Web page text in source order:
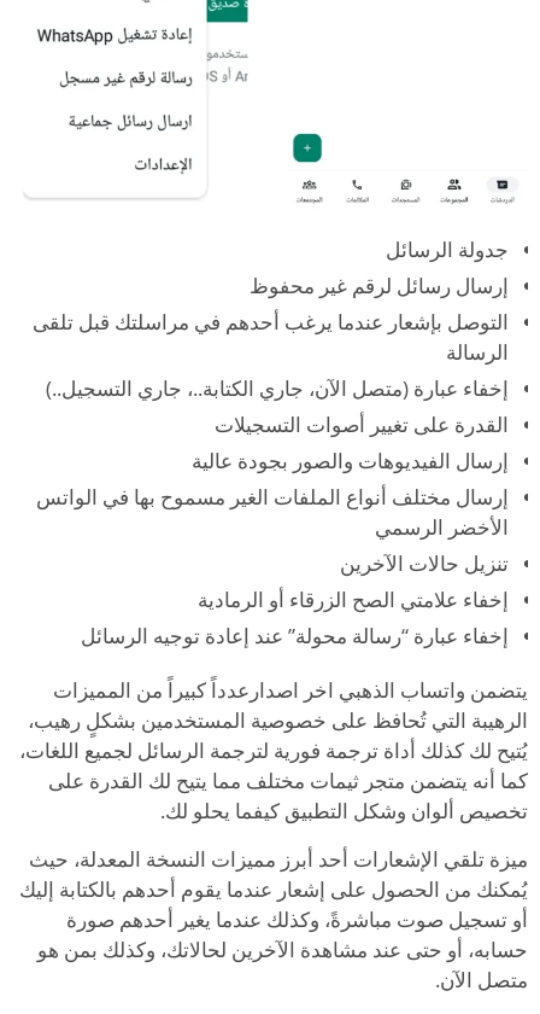
جدولة الرسائل
إرسال رسائل لرقم غير محفوظ
التوصل بإشعار عندما يرغب أحدهم في مراسلتك قبل تلقى
الرسالة
إخفاء عبارة (متصل الآن، جاري الكتابة..، جاري التسجيل..)
القدرة على تغيير أصوات التسجيلات
إرسال الفيديوهات والصور بجودة عالية
إرسال مختلف أنواع الملفات الغير مسموح بها في الواتس
الأخضر الرسمي
تنزيل حالات الآخرين
إخفاء علامتي الصح الزرقاء أو الرمادية
إخفاء عبارة “رسالة محولة” عند إعادة توجيه الرسائل
يتضمن واتساب الذهبي اخر اصدارعدداً كبيراً من المميزات
الرهيبة التي تُحافظ على خصوصية المستخدمين بشكلٍ رهيب،
يُتيح لك كذلك أداة ترجمة فورية لترجمة الرسائل لجميع اللغات،
كما أنه يتضمن متجر ثيمات مختلف مما يتيح لك القدرة على
تخصيص ألوان وشكل التطبيق كيفما يحلو لك.
ميزة تلقي الإشعارات أحد أبرز مميزات النسخة المعدلة، حيث
يُمكنك من الحصول على إشعار عندما يقوم أحدهم بالكتابة إليك
أو تسجيل صوت مباشرةً، وكذلك عندما يغير أحدهم صورة
حسابه، أو حتى عند مشاهدة الآخرين لحالاتك، وكذلك بمن هو
متصل الآن.